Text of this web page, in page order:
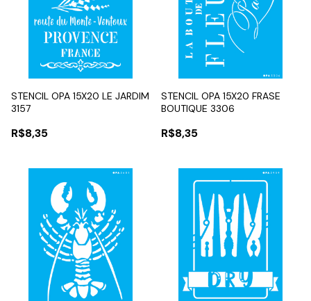
STENCIL OPA 15X20 LE JARDIM
3157
R$8,35
STENCIL OPA 15X20 FRASE
BOUTIQUE 3306
R$8,35